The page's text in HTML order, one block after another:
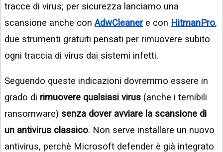
tracce di virus; per sicurezza lanciamo una
scansione anche con AdwCleanere con HitmanPro,
due strumenti gratuiti pensati per rimuovere subito
ogni traccia di virus dai sistemi infetti.
Seguendo queste indicazioni dovremmo essere in
grado di rimuovere qualsiasi virus (anche i temibili
ransomware) senza dover avviare la scansione di
un antivirus classico. Non serve installare un nuovo
antivirus, perchè Microsoft defender è già integrato